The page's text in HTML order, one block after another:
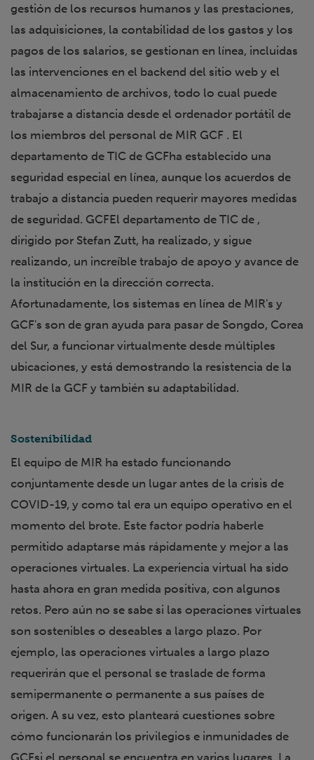
gestión de los recursos humanos y las prestaciones,
las adquisiciones, la contabilidad de los gastos y los
pagos de los salarios, se gestionan en línea, incluidas
las intervenciones en el backend del sitio web y el
almacenamiento de archivos, todo lo cual puede
trabajarse a distancia desde el ordenador portátil de
los miembros del personal de MIR GCF . El
departamento de TIC de GCFha establecido una
seguridad especial en línea, aunque los acuerdos de
trabajo a distancia pueden requerir mayores medidas
de seguridad. GCFEl departamento de TIC de ,
dirigido por Stefan Zutt, ha realizado, y sigue
realizando, un increíble trabajo de apoyo y avance de
la institución en la dirección correcta.
Afortunadamente, los sistemas en línea de MIR's y
GCF's son de gran ayuda para pasar de Songdo, Corea
del Sur, a funcionar virtualmente desde múltiples
ubicaciones, y está demostrando la resistencia de la
MIR de la GCF y también su adaptabilidad.
Sostenibilidad
El equipo de MIR ha estado funcionando
conjuntamente desde un lugar antes de la crisis de
COVID-19, y como tal era un equipo operativo en el
momento del brote. Este factor podría haberle
permitido adaptarse más rápidamente y mejor a las
operaciones virtuales. La experiencia virtual ha sido
hasta ahora en gran medida positiva, con algunos
retos. Pero aún no se sabe si las operaciones virtuales
son sostenibles o deseables a largo plazo. Por
ejemplo, las operaciones virtuales a largo plazo
requerirán que el personal se traslade de forma
semipermanente o permanente a sus países de
origen. A su vez, esto planteará cuestiones sobre
cómo funcionarán los privilegios e inmunidades de
GCFsi el personal se encuentra en varios lugares. La